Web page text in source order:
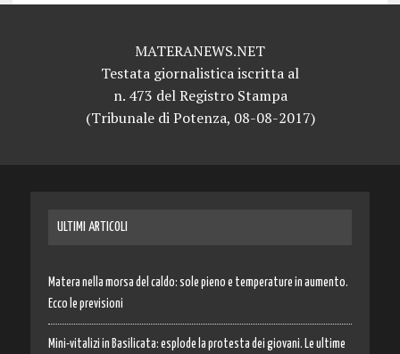
MATERANEWS.NET
Testata giornalistica iscritta al
n. 473 del Registro Stampa
(Tribunale di Potenza, 08-08-2017)
ULTIMI ARTICOLI
Matera nella morsa del caldo: sole pieno e temperature in aumento.
Ecco le previsioni
Mini-vitalizi in Basilicata: esplode la protesta dei giovani. Le ultime